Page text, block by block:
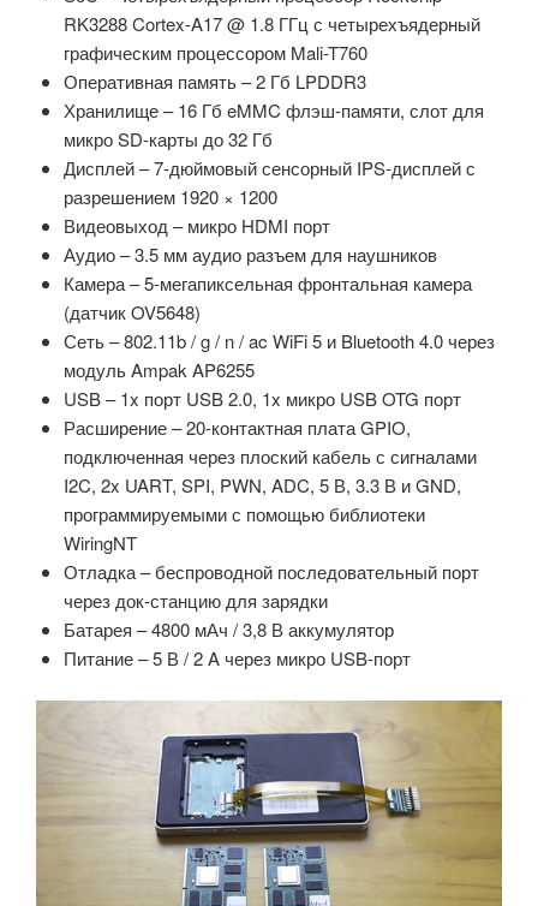
RK3288 Cortex-A17 @ 1.8 ГГц с четырехъядерный
графическим процессором Mali-T760
Оперативная память – 2 Гб LPDDR3
Хранилище – 16 Гб eMMC флэш-памяти, слот для
микро SD-карты до 32 Гб
Дисплей – 7-дюймовый сенсорный IPS-дисплей с
разрешением 1920 × 1200
Видеовыход – микро HDMI порт
Аудио – 3.5 мм аудио разъем для наушников
Камера – 5-мегапиксельная фронтальная камера
(датчик OV5648)
Сеть – 802.11b / g / n / ac WiFi 5 и Bluetooth 4.0 через
модуль Ampak AP6255
USB – 1x порт USB 2.0, 1x микро USB OTG порт
Расширение – 20-контактная плата GPIO,
подключенная через плоский кабель с сигналами
I2C, 2x UART, SPI, PWN, ADC, 5 В, 3.3 В и GND,
программируемыми с помощью библиотеки
WiringNT
Отладка – беспроводной последовательный порт
через док-станцию для зарядки
Батарея – 4800 мАч / 3,8 В аккумулятор
Питание – 5 В / 2 A через микро USB-порт